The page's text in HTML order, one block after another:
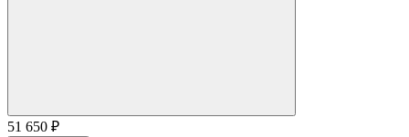
51 650 ₽